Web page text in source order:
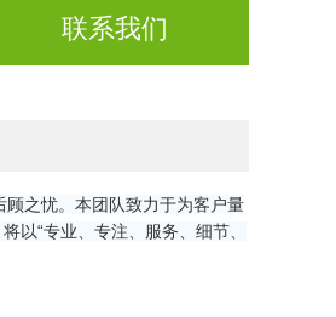
联系我们
顾之忧。本团队致力于为客户量
以“专业、专注、服务、细节、